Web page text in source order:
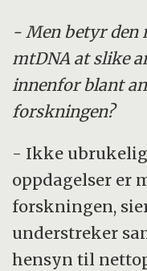
- Men betyr den
mtDNA at slike
innenfor blant
forskningen?
- Ikke
oppdagelser er
forskningen,
understreker
hensyn til